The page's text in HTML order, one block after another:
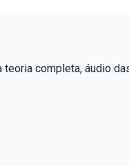
completa, áudio